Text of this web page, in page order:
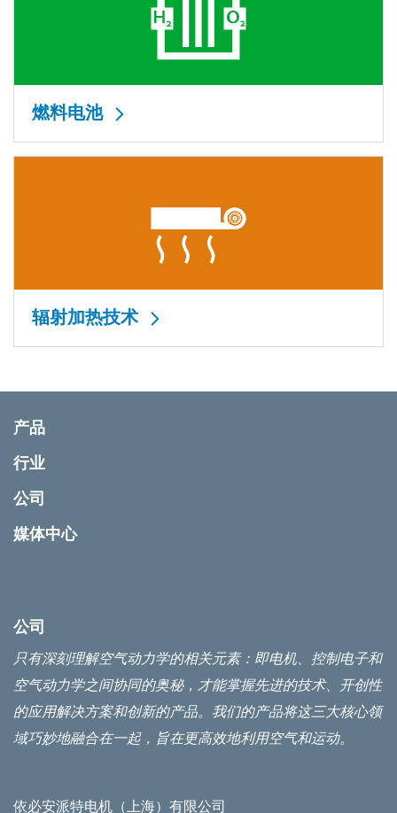
燃料电池
辐射加热技术
产品
行业
公司
媒体中心
公司
只有深刻理解空气动力学的相关元素：即电机、控制电子和
空气动力学之间协同的奥秘，才能掌握先进的技术、开创性
的应用解决方案和创新的产品。我们的产品将这三大核心领
域巧妙地融合在一起，旨在更高效地利用空气和运动。
依必安派特电机（上海）有限公司